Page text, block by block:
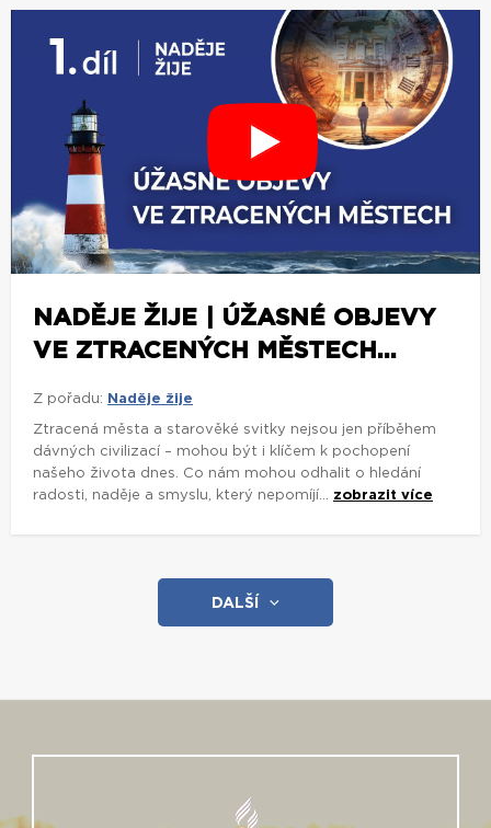
NADĚJE ŽIJE | ÚŽASNÉ OBJEVY
VE ZTRACENÝCH MĚSTECH...
Z pořadu: Naděje žije
Ztracená města a starověké svitky nejsou jen příběhem
dávných civilizací – mohou být i klíčem k pochopení
našeho života dnes. Co nám mohou odhalit o hledání
radosti, naděje a smyslu, který nepomíjí... zobrazit více
DALŠÍ